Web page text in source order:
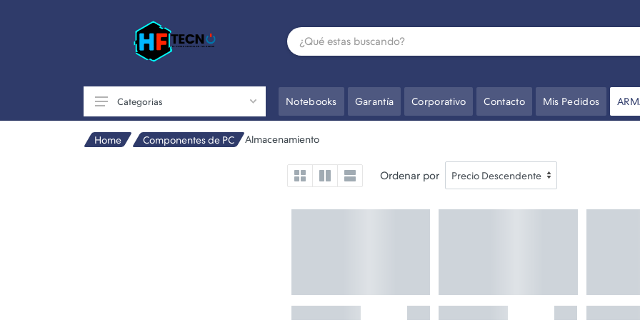
Categorias Notebooks Garantía Corporativo Contacto Mis Pedidos
Home Componentes de PC Almacenamiento
Ordenar por